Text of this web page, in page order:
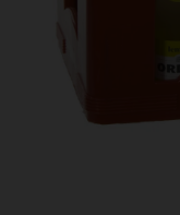
Bestellingen